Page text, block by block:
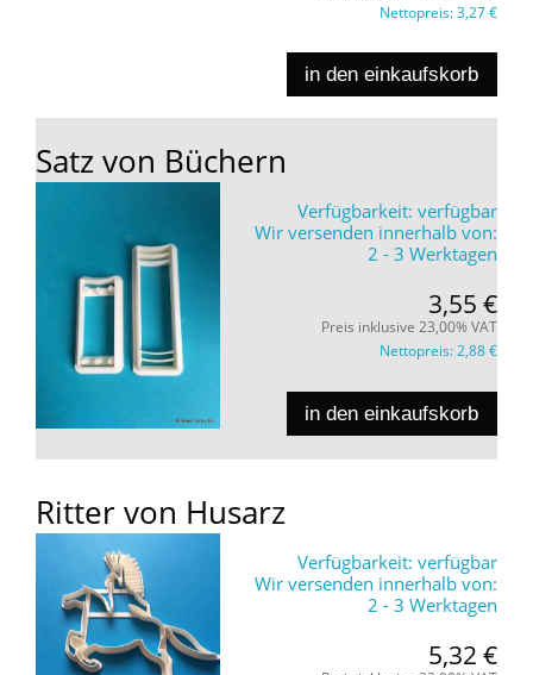
Nettopreis:3,27 €
in den einkaufskorb
Satz von Büchern
Verfügbarkeit: verfügbar
Wir versenden innerhalb von:
2 - 3 Werktagen
3,55 €
Preis inklusive 23,00% VAT
Nettopreis:2,88 €
in den einkaufskorb
Ritter von Husarz
Verfügbarkeit: verfügbar
Wir versenden innerhalb von:
2 - 3 Werktagen
5,32 €